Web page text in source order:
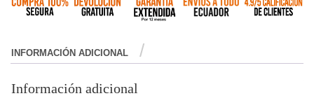
INFORMACIÓN ADICIONAL
Información adicional